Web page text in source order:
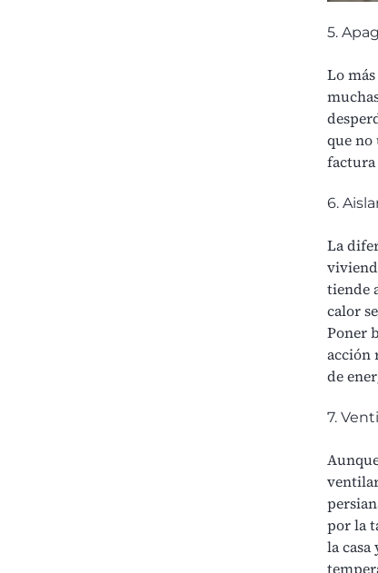
5.
Lo
que no
factura
6.
La
tiende
calor
Poner
acción
de
7.
por la
la